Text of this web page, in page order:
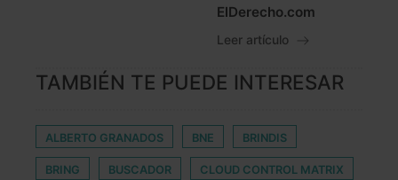
ElDerecho.com
Leer artículo
TAMBIÉN TE PUEDE INTERESAR
ALBERTO GRANADOS BNE BRINDIS
BRING BUSCADOR CLOUD CONTROL MATRIX